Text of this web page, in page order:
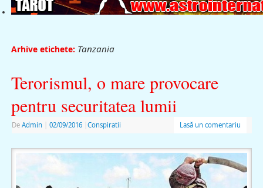
Arhive etichete: Tanzania
Terorismul, o mare provocare
pentru securitatea lumii
De Admin 02/09/2016 Conspiratii Lasă un comentariu